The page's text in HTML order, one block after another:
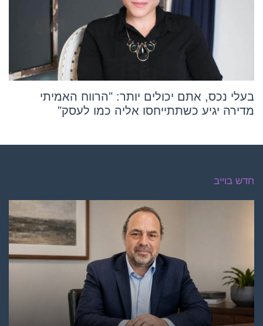
בעלי נכס, אתם יכולים יותר: "הרווח האמיתי
מדירה יגיע כשתתייחסו אליה כמו לעסק"
חדש בוייב